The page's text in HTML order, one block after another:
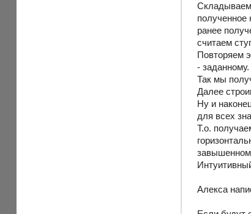
полученное
ранее
считаем
Повторяем
- заданному.
Так мы
Далее
Ну и
для всех
Т.о.
Алекса